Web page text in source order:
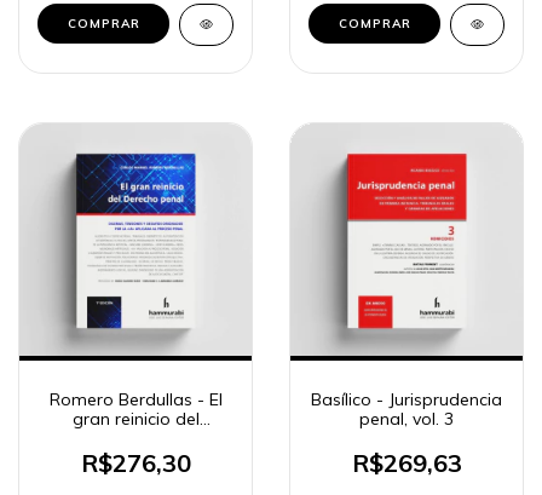
COMPRAR COMPRAR
Romero Berdullas - El
gran reinicio del
R$276,30
Basílico - Jurisprudencia
penal, vol. 3
R$269,63